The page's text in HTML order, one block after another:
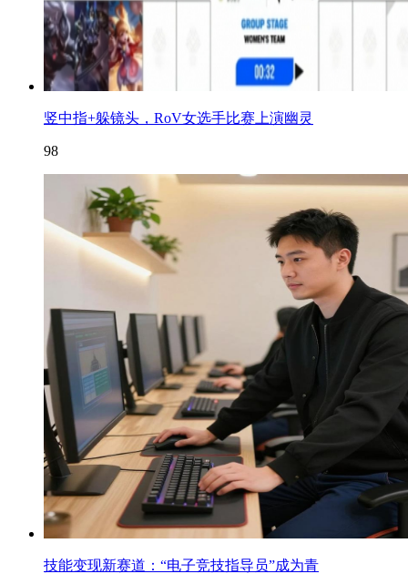
竖中指+躲镜头，RoV女选手比赛上演幽灵
98
技能变现新赛道：“电子竞技指导员”成为青